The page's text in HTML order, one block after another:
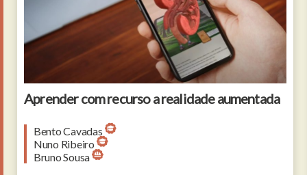
Aprender com recurso a realidade aumentada
Bento Cavadas
Nuno Ribeiro
Bruno Sousa